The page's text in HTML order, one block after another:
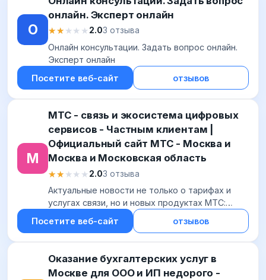
О
онлайн. Эксперт онлайн
★★★★★
★★★★★2.03 отзыва
Онлайн консультации. Задать вопрос онлайн.
Эксперт онлайн
Посетите веб-сайт
отзывов
М
МТС - связь и экосистема цифровых
сервисов - Частным клиентам |
Официальный сайт МТС - Москва и
Москва и Московская область
★★★★★
★★★★★2.03 отзыва
Актуальные новости не только о тарифах и
услугах связи, но и новых продуктах МТС:
цифровых приложениях для работы и отдыха,
ТВ и медиа, финансовых сервисах,
Посетите веб-сайт отзывов
Оказание бухгалтерских услуг в
Москве для ООО и ИП недорого -